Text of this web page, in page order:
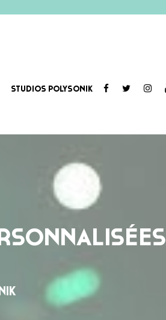
STUDIOS POLYSONIK